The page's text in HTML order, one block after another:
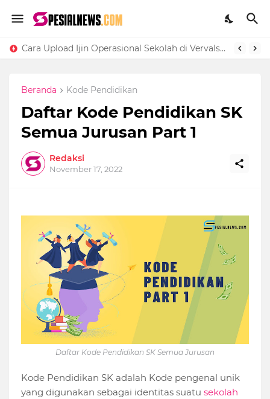
Cara Upload Ijin Operasional Sekolah di Vervalsp Secara Online
Beranda Kode Pendidikan
Daftar Kode Pendidikan SK
Semua Jurusan Part 1
Redaksi
November 17, 2022
Daftar Kode Pendidikan SK Semua Jurusan
Kode Pendidikan SK adalah Kode pengenal unik
yang digunakan sebagai identitas suatu sekolah